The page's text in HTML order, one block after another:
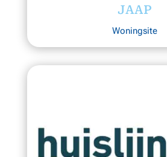
JAAP
Woningsite